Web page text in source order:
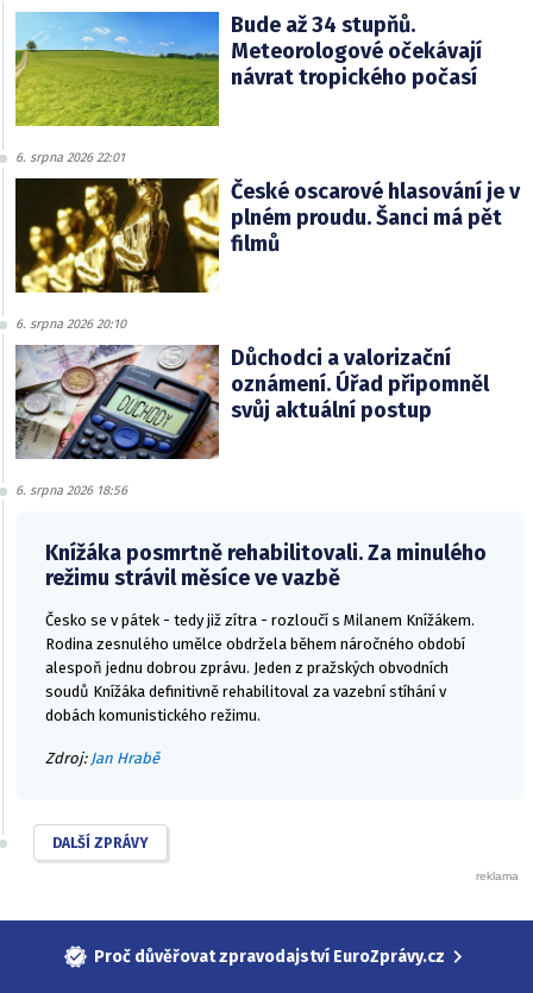
Bude až 34 stupňů.
Meteorologové očekávají
návrat tropického počasí
6. srpna 2026 22:01
České oscarové hlasování je v
plném proudu. Šanci má pět
filmů
6. srpna 2026 20:10
Důchodci a valorizační
oznámení. Úřad připomněl
svůj aktuální postup
6. srpna 2026 18:56
Knížáka posmrtně rehabilitovali. Za minulého
režimu strávil měsíce ve vazbě
Česko se v pátek - tedy již zítra - rozloučí s Milanem Knížákem.
Rodina zesnulého umělce obdržela během náročného období
alespoň jednu dobrou zprávu. Jeden z pražských obvodních
soudů Knížáka definitivně rehabilitoval za vazební stíhání v
dobách komunistického režimu.
Zdroj: Jan Hrabě
DALŠÍ ZPRÁVY
Proč důvěřovat zpravodajství EuroZprávy.cz